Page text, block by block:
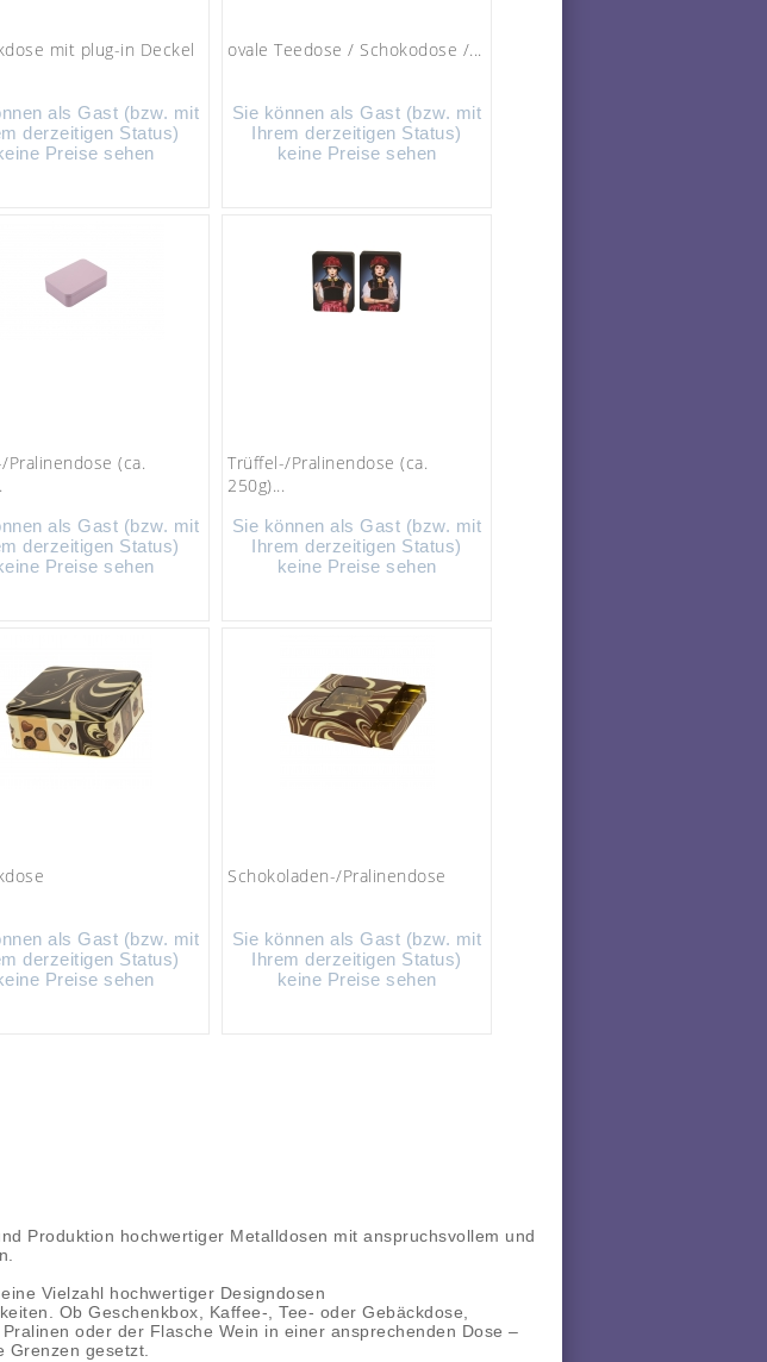
mit plug-in Deckel
als Gast (bzw. mit
derzeitigen Status)
Preise sehen
ovale Teedose / Schokodose /...
Sie können als Gast (bzw. mit
Ihrem derzeitigen Status)
keine Preise sehen
Pralinendose (ca.
als Gast (bzw. mit
derzeitigen Status)
Preise sehen
Trüffel-/Pralinendose (ca.
250g)...
Sie können als Gast (bzw. mit
Ihrem derzeitigen Status)
keine Preise sehen
als Gast (bzw. mit
derzeitigen Status)
Preise sehen
Schokoladen-/Pralinendose
Sie können als Gast (bzw. mit
Ihrem derzeitigen Status)
keine Preise sehen
Produktion hochwertiger Metalldosen mit anspruchsvollem und
Vielzahl hochwertiger Designdosen
Ob Geschenkbox, Kaffee-, Tee- oder Gebäckdose,
oder der Flasche Wein in einer ansprechenden Dose –
Grenzen gesetzt.